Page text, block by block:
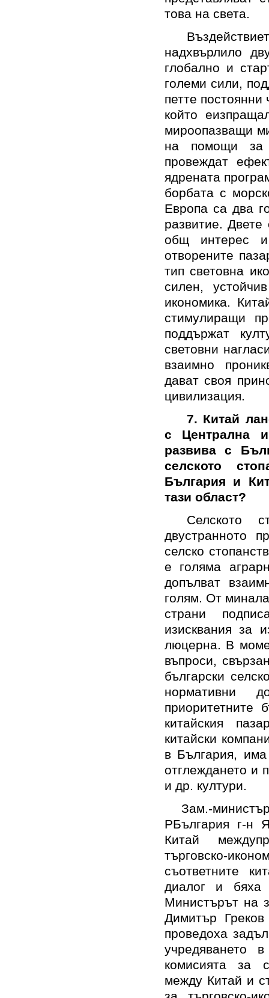
това на света.
надхвърлило
глобално и
големи сили,
петте постоянни
който
мироопазващи
на помощи за
провеждат
ядрената
борбата с
Европа са два
развитие.Двете
общ интерес
отворените
тип световна
силен,
икономика.
стимулиращи
поддържат
световни
взаимно
дават своя
цивилизация.
7. Китай
с Централна
развива с
селското
България и
тази област?
Селското
двустранното
селско
е голяма
допълват
голям. От
страни
изисквания за
люцерна. В
въпроси,
български
нормативни
приоритетните
китайския
китайски
в България,
отглеждането и
и др. култури.
Зам.-
РБългария г-н
Китай
търговско-
съответните
диалог и бяха
Министърът на
Димитър
проведоха
учредяването
комисията за
между Китай и